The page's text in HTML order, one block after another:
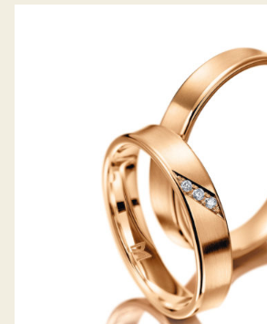
MEISTER TRAURINGE